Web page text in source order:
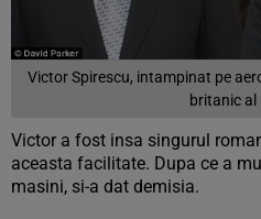
Victor Spirescu, intampinat pe
britanic al
Victor a fost insa singurul
aceasta facilitate. Dupa ce a
masini, si-a dat demisia.